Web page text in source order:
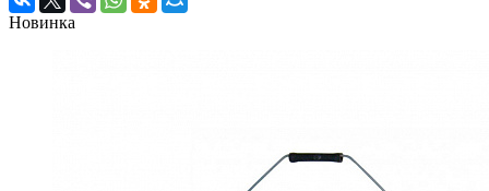
Новинка